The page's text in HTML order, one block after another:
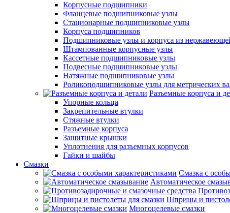
Корпусные подшипники
Фланцевые подшипниковые узлы
Стационарные подшипниковые узлы
Корпуса подшипников
Подшипниковые узлы и корпуса из
Штампованные корпусные узлы
Кассетные подшипниковые узлы
Подвесные подшипниковые узлы
Натяжные подшипниковые узлы
Роликоподшипниковые узлы для метрических
Разъемные корпуса и
Упорные кольца
Закрепительные втулки
Стяжные втулки
Разъемные корпуса
Защитные крышки
Уплотнения для разъемных корпусов
Гайки и шайбы
Смазки
Смазка с
Автоматическое
Шприцы и
Многоцелевые смазки